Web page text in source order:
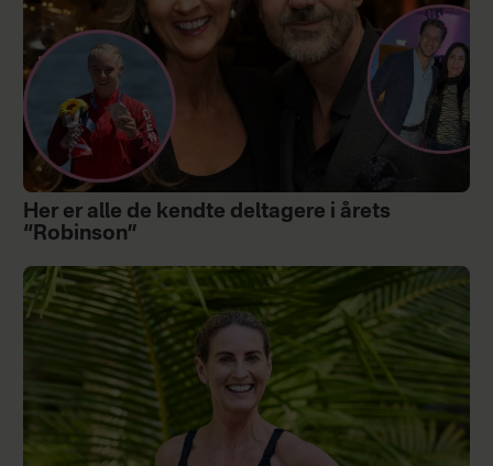
Her er alle de kendte deltagere i årets
“Robinson”